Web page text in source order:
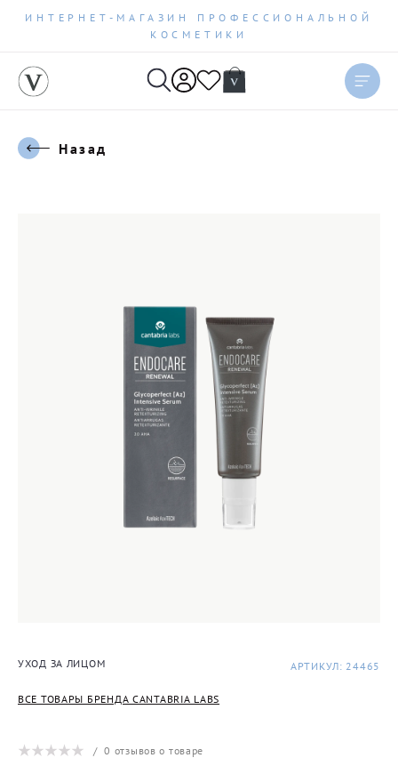
ИНТЕРНЕТ-МАГАЗИН ПРОФЕССИОНАЛЬНОЙ
КОСМЕТИКИ
Назад
УХОД ЗА ЛИЦОМ
ВСЕ ТОВАРЫ БРЕНДА CANTABRIA LABS
АРТИКУЛ: 24465
/0 отзывов о товаре